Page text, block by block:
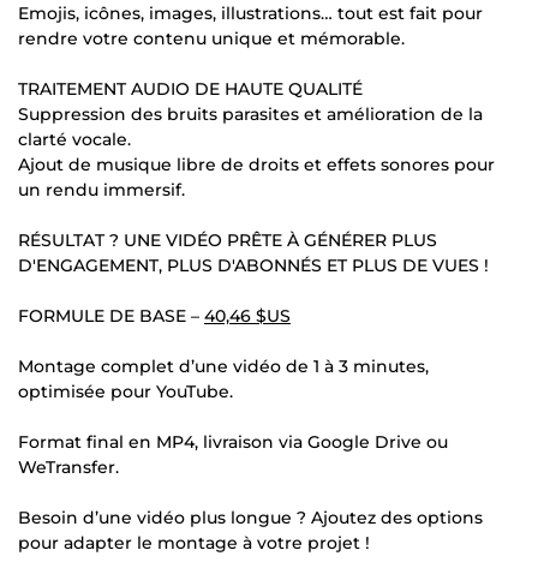
Emojis, icônes, images, illustrations… tout est fait pour
rendre votre contenu unique et mémorable.
TRAITEMENT AUDIO DE HAUTE QUALITÉ
Suppression des bruits parasites et amélioration de la
clarté vocale.
Ajout de musique libre de droits et effets sonores pour
un rendu immersif.
RÉSULTAT ? UNE VIDÉO PRÊTE À GÉNÉRER PLUS
D'ENGAGEMENT, PLUS D'ABONNÉS ET PLUS DE VUES !
FORMULE DE BASE – 40,46 $US
Montage complet d’une vidéo de 1 à 3 minutes,
optimisée pour YouTube.
Format final en MP4, livraison via Google Drive ou
WeTransfer.
Besoin d’une vidéo plus longue ? Ajoutez des options
pour adapter le montage à votre projet !